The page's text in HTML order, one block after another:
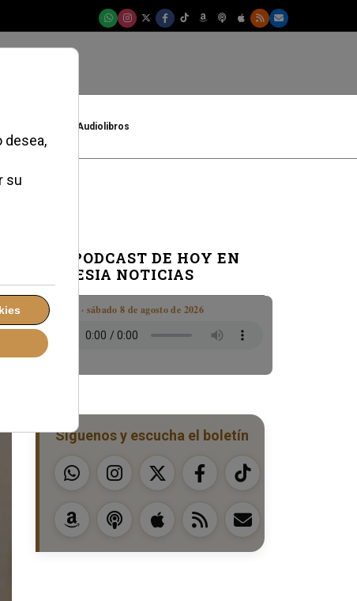
Audiolibros
EL PODCAST DE HOY EN
IGLESIA NOTICIAS
Boletín · sábado 8 de agosto de 2026
Síguenos y escucha el boletín